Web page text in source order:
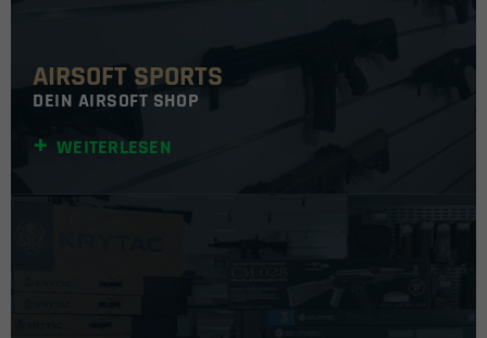
AIRSOFT SPORTS
DEIN AIRSOFT SHOP
WEITERLESEN